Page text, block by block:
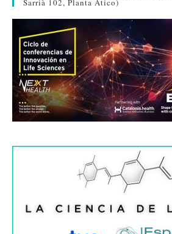
Sarrià 102, Planta Ático)